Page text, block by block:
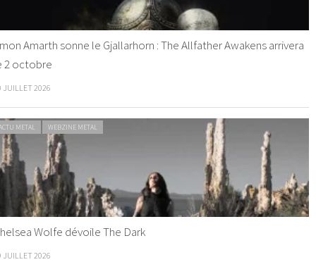
Amarth sonne le Gjallarhorn : The Allfather Awakens arrivera
2 octobre
JUILLET 2026
METAL WEBZINE METAL
Wolfe dévoile The Dark
JUILLET 2026